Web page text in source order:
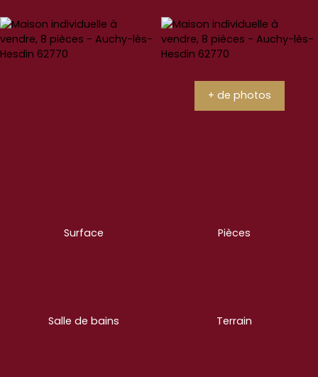
+ de photos
Surface
Pièces
Salle de bains
Terrain